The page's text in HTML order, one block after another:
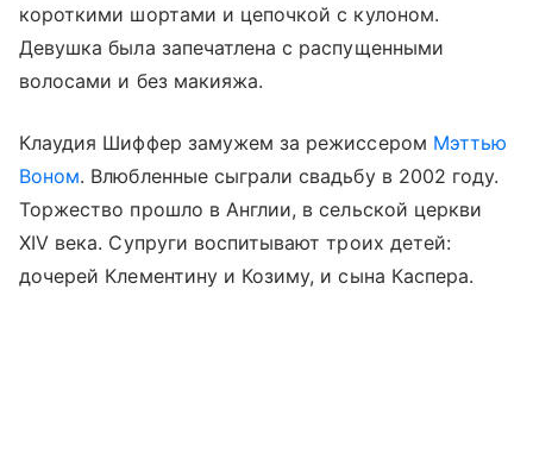
короткими шортами и цепочкой с кулоном.
Девушка была запечатлена с распущенными
волосами и без макияжа.
Клаудия Шиффер замужем за режиссером Мэттью
Воном. Влюбленные сыграли свадьбу в 2002 году.
Торжество прошло в Англии, в сельской церкви
XIV века. Супруги воспитывают троих детей:
дочерей Клементину и Козиму, и сына Каспера.